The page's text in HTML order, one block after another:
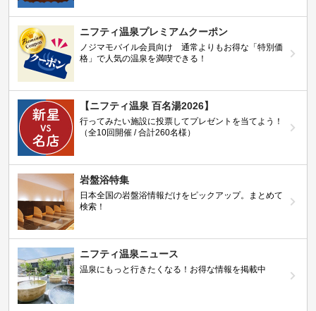
ニフティ温泉プレミアムクーポン
ノジマモバイル会員向け 通常よりもお得な「特別価
格」で人気の温泉を満喫できる！
【ニフティ温泉 百名湯2026】
行ってみたい施設に投票してプレゼントを当てよう！
（全10回開催 / 合計260名様）
岩盤浴特集
日本全国の岩盤浴情報だけをピックアップ。まとめて
検索！
ニフティ温泉ニュース
温泉にもっと行きたくなる！お得な情報を掲載中